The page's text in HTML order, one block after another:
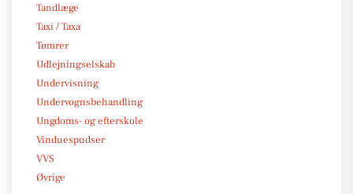
Tandlæge
Taxi / Taxa
Tømrer
Udlejningselskab
Undervisning
Undervognsbehandling
Ungdoms- og efterskole
Vinduespudser
VVS
Øvrige